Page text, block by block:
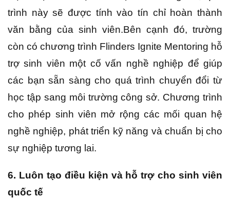
trình này sẽ được tính vào tín chỉ hoàn thành
văn bằng của sinh viên.Bên cạnh đó, trường
còn có chương trình Flinders Ignite Mentoring hỗ
trợ sinh viên một cố vấn nghề nghiệp để giúp
các bạn sẵn sàng cho quá trình chuyển đổi từ
học tập sang môi trường công sở. Chương trình
cho phép sinh viên mở rộng các mối quan hệ
nghề nghiệp, phát triển kỹ năng và chuẩn bị cho
sự nghiệp tương lai.
6. Luôn tạo điều kiện và hỗ trợ cho sinh viên
quốc tế